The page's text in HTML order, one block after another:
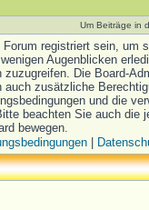
Um Beiträge in
registriert sein, um
Augenblicken
zuzugreifen. Die Board-
auch zusätzliche
und die
beachten Sie auch die
bewegen.
|